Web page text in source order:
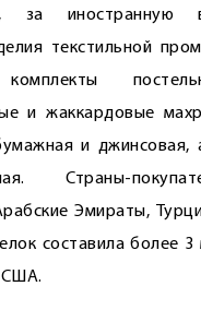
за иностранную
текстильной
и жаккардовые
и джинсовая,
Страны-
Эмираты,
составила более 3
США.